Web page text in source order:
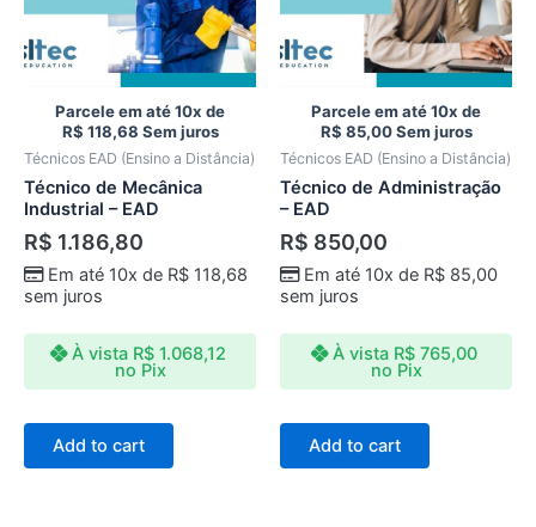
Parcele em até 10x de
R$ 118,68 Sem juros
Técnicos EAD (Ensino a Distância)
Técnico de Mecânica
Industrial – EAD
R$ 1.186,80
Em até 10x de R$118,68
sem juros
À vista R$1.068,12
no Pix
Add to cart
Parcele em até 10x de
R$ 85,00 Sem juros
Técnicos EAD (Ensino a Distância)
Técnico de Administração
– EAD
R$ 850,00
Em até 10x de R$85,00
sem juros
À vista R$765,00
no Pix
Add to cart